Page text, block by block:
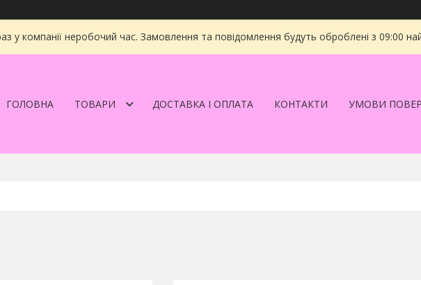
у компанії неробочий час. Замовлення та повідомлення будуть оброблені з 09:00
ГОЛОВНА ТОВАРИ ДОСТАВКА І ОПЛАТА КОНТАКТИ УМОВИ